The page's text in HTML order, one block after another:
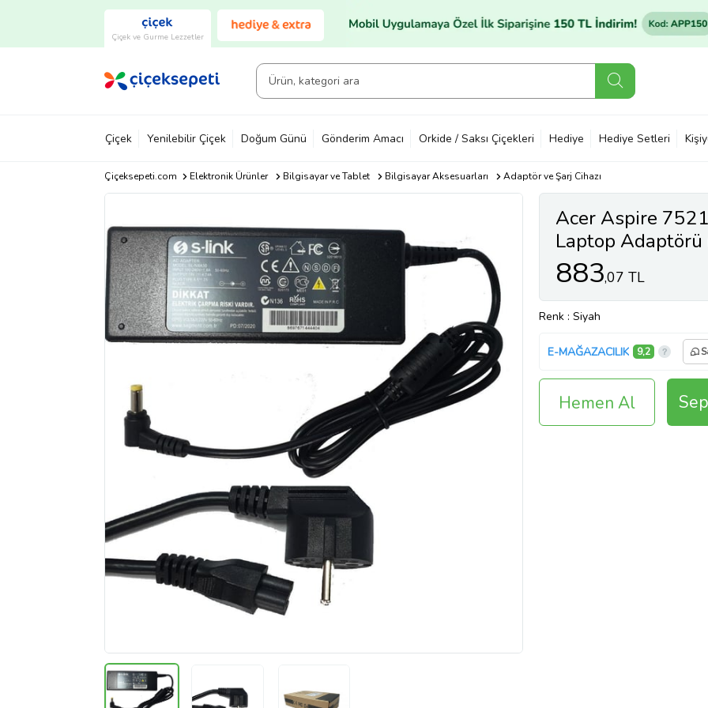
Çiçek ve Gurme Lezzetler
Çiçek Yenilebilir Çiçek Doğum Günü Gönderim Amacı Orkide / Saksı Çiçekleri Hediye Hediye Setleri
Çiçeksepeti.com Elektronik Ürünler Bilgisayar ve Tablet Bilgisayar Aksesuarları Adaptör ve Şarj Cihazı
Acer Aspire
Laptop Adaptörü
883,07 TL
Renk : Siyah
E-MAĞAZACILIK 9,2
Hemen Al